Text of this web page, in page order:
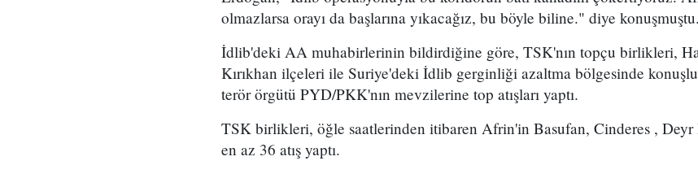
olmazlarsa orayı da başlarına yıkacağız, bu böyle biline." diye konuşmuştu.
İdlib'deki AA muhabirlerinin bildirdiğine göre, TSK'nın topçu birlikleri,
Kırıkhan ilçeleri ile Suriye'deki İdlib gerginliği azaltma bölgesinde
terör örgütü PYD/PKK'nın mevzilerine top atışları yaptı.
TSK birlikleri, öğle saatlerinden itibaren Afrin'in Basufan, Cinderes , Deyr
en az 36 atış yaptı.